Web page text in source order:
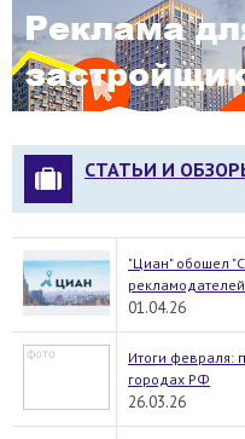
СТАТЬИ И
"Циан" обошел
01.04.26
Итоги февраля:
городах РФ
26.03.26